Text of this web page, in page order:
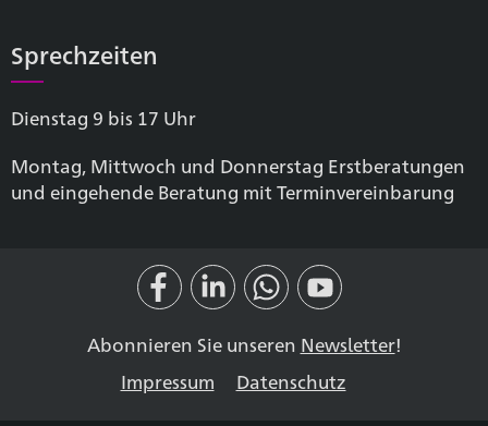
Sprechzeiten
Dienstag 9 bis 17 Uhr
Montag, Mittwoch und Donnerstag Erstberatungen
und eingehende Beratung mit Terminvereinbarung
Abonnieren Sie unseren Newsletter!
Impressum
Datenschutz